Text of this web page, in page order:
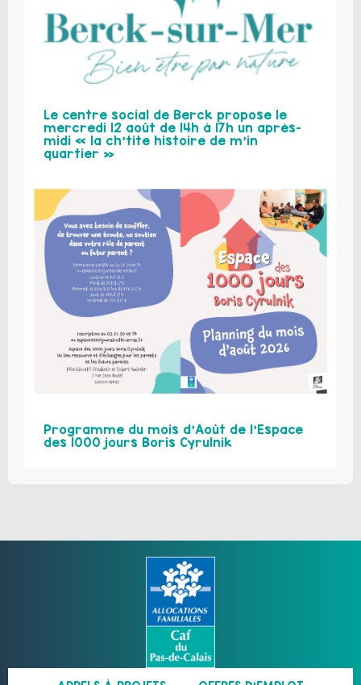
Le centre social de Berck propose le
mercredi 12 août de 14h à 17h un après-
midi « la ch’tite histoire de m’in
quartier »
Programme du mois d’Août de l’Espace
des 1000 jours Boris Cyrulnik